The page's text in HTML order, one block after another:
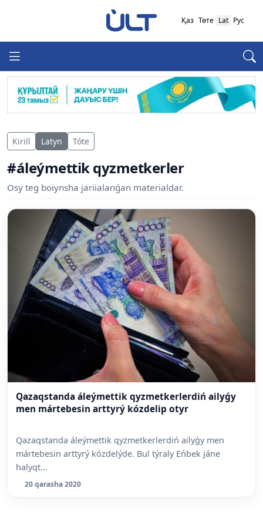
Қаз Төте Lat Рус
Kirill Latyn Tóte
#áleýmettik qyzmetkerler
Osy teg boiynsha jariialanǵan materialdar.
Qazaqstanda áleýmettik qyzmetkerlerdiń ailyǵy
men mártebesin arttyrý kózdelip otyr
Qazaqstanda áleýmettik qyzmetkerlerdiń ailyǵy men
mártebesin arttyrý kózdelýde. Bul týraly Eńbek jáne
halyqt...
20 qarasha 2020